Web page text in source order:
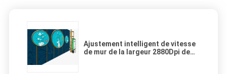
Ajustement intelligent de vitesse
de mur de la largeur 2880Dpi de